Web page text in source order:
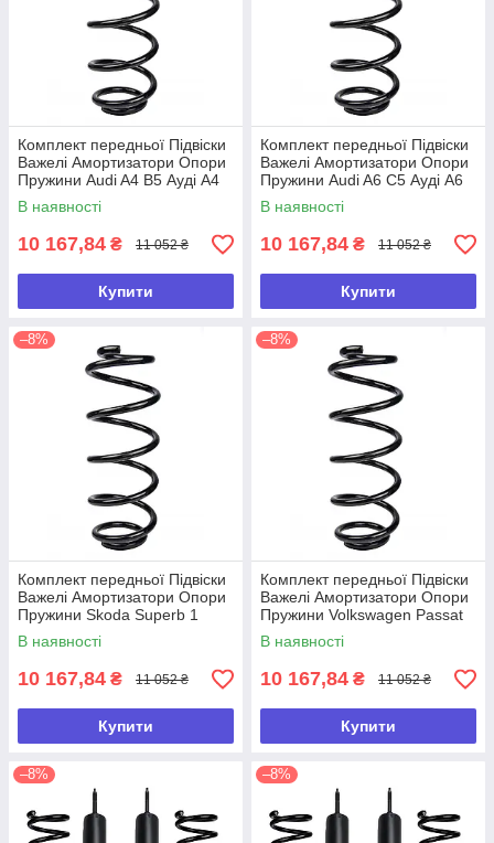
Комплект передньої Підвіски
Важелі Амортизатори Опори
Пружини Audi A4 B5 Ауді А4
Б5
В наявності
10 167,84 ₴ 11 052 ₴
Купити
Комплект передньої Підвіски
Важелі Амортизатори Опори
Пружини Audi A6 C5 Ауді А6
С5 (Ц5)
В наявності
10 167,84 ₴ 11 052 ₴
Купити
–8%
Комплект передньої Підвіски
Важелі Амортизатори Опори
Пружини Skoda Superb 1
Шкода Суперб 1
В наявності
10 167,84 ₴ 11 052 ₴
Купити
–8%
Комплект передньої Підвіски
Важелі Амортизатори Опори
Пружини Volkswagen Passat
B5 Фольксваген Пассат Б5
В наявності
10 167,84 ₴ 11 052 ₴
Купити
–8% –8%